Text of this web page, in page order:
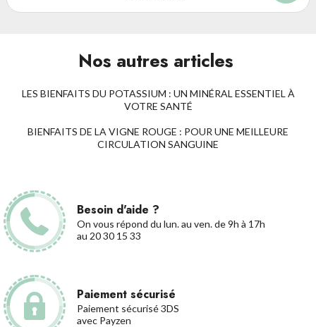
Nos autres articles
LES BIENFAITS DU POTASSIUM : UN MINÉRAL ESSENTIEL À
VOTRE SANTÉ
BIENFAITS DE LA VIGNE ROUGE : POUR UNE MEILLEURE
CIRCULATION SANGUINE
Besoin d'aide ?
On vous répond du lun. au ven. de 9h à 17h
au 20 30 15 33
Paiement sécurisé
Paiement sécurisé 3DS
avec Payzen